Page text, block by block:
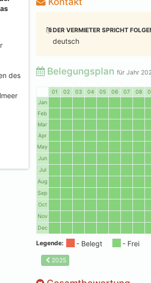
des
DER VERMIETER SPRICHT
deutsch
Belegungsplan für Jahr
01 02 03 04 05 06 07 08
Jan
Feb
Mar
Apr
May
Jun
Jul
Aug
Sep
Oct
Nov
Dec
Legende:
2025